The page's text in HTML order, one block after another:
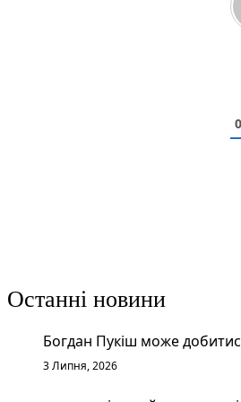
0
Останні новини
Богдан Пукіш може
3 Липня, 2026